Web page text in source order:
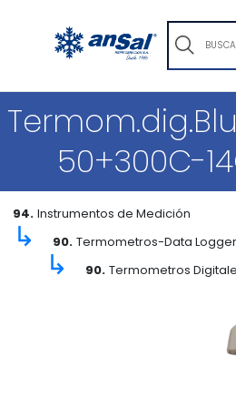
50+300C-
94. Instrumentos de Medición
↳ 90. Termometros-Data
↳ 90. Termometros